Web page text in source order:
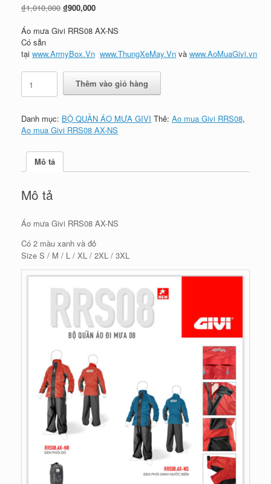
₫1,010,000 Giá
là:
₫900,000Giá
tại
₫900,000.
Áo mưa Givi RRS08 AX-NS
Có sẵn
tại www.ArmyBox.Vn www.ThungXeMay.Vn và www.AoMuaGivi.vn
Áo
mưa
Givi
AX-
NS
lượng
Thêm vào giỏ hàng
Danh mục: BỘ QUẦN ÁO MƯA GIVI Thẻ: Ao mua Givi RRS08,
Ao mua Givi RRS08 AX-NS
Mô tả
Mô tả
Áo mưa Givi RRS08 AX-NS
Có 2 màu xanh và đỏ
Size S / M / L / XL / 2XL / 3XL